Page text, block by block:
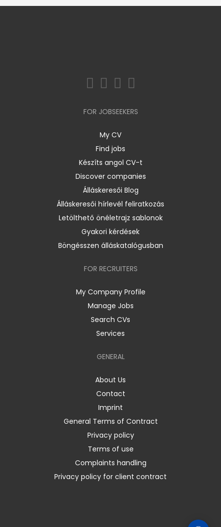
FOR JOBSEEKERS
My CV
Find jobs
Készíts angol CV-t
Discover companies
Álláskeresői Blog
Álláskeresői hírlevél feliratkozás
Letölthető önéletrajz sablonok
Gyakori kérdések
Böngésszen álláskatalógusban
FOR RECRUITERS
My Company Profile
Manage Jobs
Search CVs
Services
GENERAL
About Us
Contact
Imprint
General Terms of Contract
Privacy policy
Terms of use
Complaints handling
Privacy policy for client contract